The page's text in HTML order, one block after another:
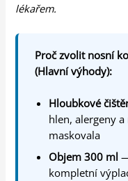
lékařem.
Proč zvolit nosní
(Hlavní výhody):
Hloubkové
hlen, alergeny
maskovala
Objem 300 ml
kompletní